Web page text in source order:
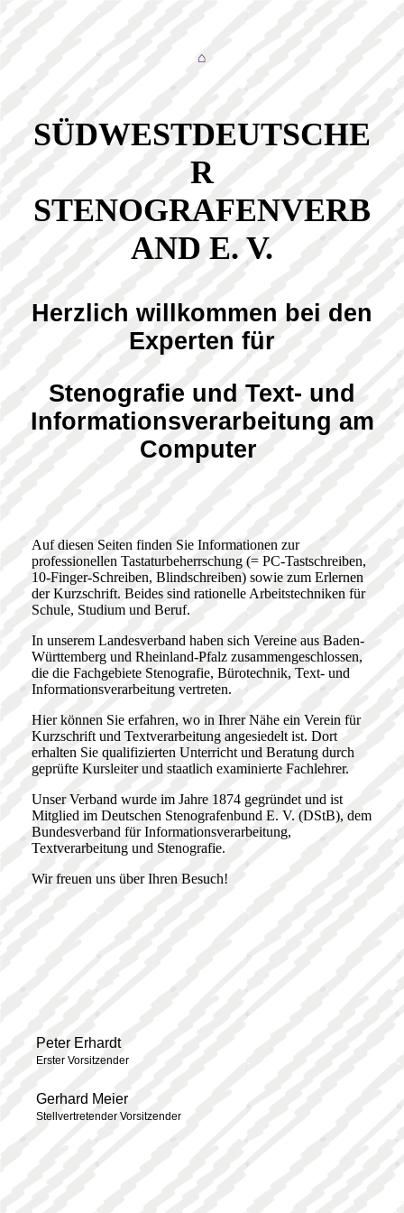
⌂
SÜDWESTDEUTSCHE
R
STENOGRAFENVERB
AND E. V.
Herzlich willkommen bei den
Experten für
Stenografie und Text- und
Informationsverarbeitung am
Computer
Auf diesen Seiten finden Sie Informationen zur
professionellen Tastaturbeherrschung (= PC-Tastschreiben,
10-Finger-Schreiben, Blindschreiben) sowie zum Erlernen
der Kurzschrift. Beides sind rationelle Arbeitstechniken für
Schule, Studium und Beruf.
In unserem Landesverband haben sich Vereine aus Baden-
Württemberg und Rheinland-Pfalz zusammengeschlossen,
die die Fachgebiete Stenografie, Bürotechnik, Text- und
Informationsverarbeitung vertreten.
Hier können Sie erfahren, wo in Ihrer Nähe ein Verein für
Kurzschrift und Textverarbeitung angesiedelt ist. Dort
erhalten Sie qualifizierten Unterricht und Beratung durch
geprüfte Kursleiter und staatlich examinierte Fachlehrer.
Unser Verband wurde im Jahre 1874 gegründet und ist
Mitglied im Deutschen Stenografenbund E. V. (DStB), dem
Bundesverband für Informationsverarbeitung,
Textverarbeitung und Stenografie.
Wir freuen uns über Ihren Besuch!
Peter Erhardt
Erster Vorsitzender
Gerhard Meier
Stellvertretender Vorsitzender